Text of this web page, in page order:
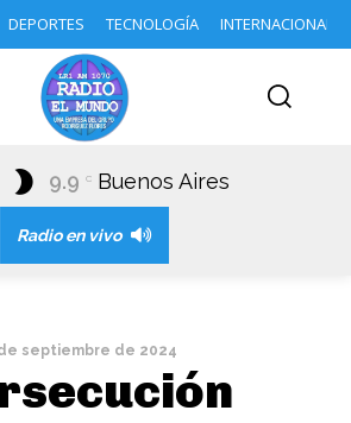
DEPORTES TECNOLOGÍA INTERNACIONAL
9.9 C Buenos Aires
Radio en vivo
septiembre de 2024